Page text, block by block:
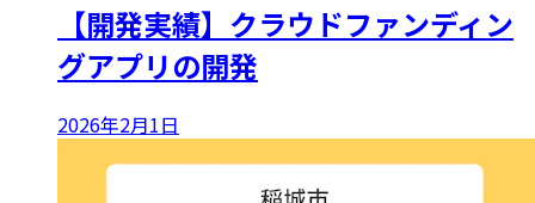
【開発実績】クラウドファンディン
グアプリの開発
2026年2月1日